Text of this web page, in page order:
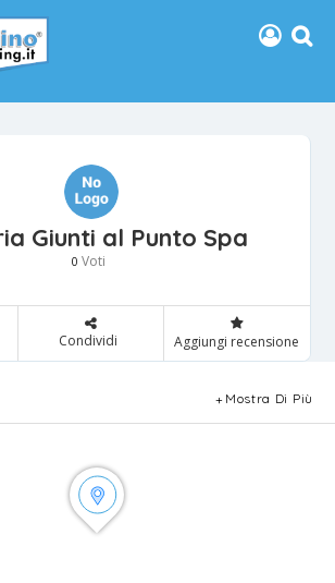
Giunti al Punto Spa
0 Voti
Condividi Aggiungi recensione
Mostra Di Più